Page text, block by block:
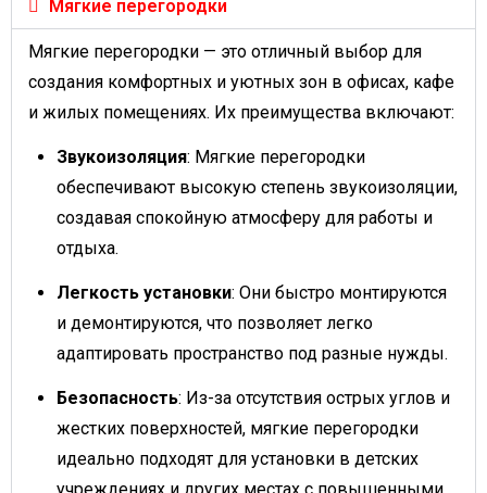
Мягкие перегородки
Мягкие перегородки — это отличный выбор для
создания комфортных и уютных зон в офисах, кафе
и жилых помещениях. Их преимущества включают:
Звукоизоляция: Мягкие перегородки
обеспечивают высокую степень звукоизоляции,
создавая спокойную атмосферу для работы и
отдыха.
Легкость установки: Они быстро монтируются
и демонтируются, что позволяет легко
адаптировать пространство под разные нужды.
Безопасность: Из-за отсутствия острых углов и
жестких поверхностей, мягкие перегородки
идеально подходят для установки в детских
учреждениях и других местах с повышенными